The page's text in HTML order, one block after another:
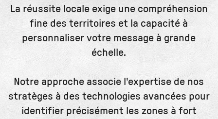
La réussite locale exige une compréhension
fine des territoires et la capacité à
personnaliser votre message à grande
échelle.
Notre approche associe l'expertise de nos
stratèges à des technologies avancées pour
identifier précisément les zones à fort